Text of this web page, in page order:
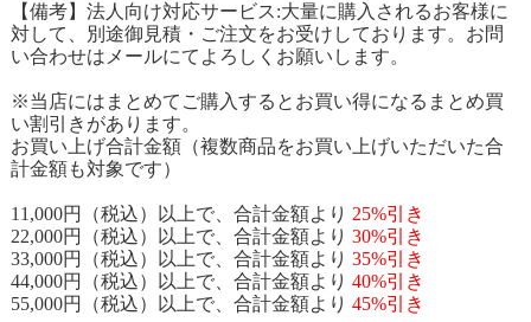
【備考】法人向け対応サービス:大量に購入されるお客様に
対して、別途御見積・ご注文をお受けしております。お問
い合わせはメールにてよろしくお願いします。
※当店にはまとめてご購入するとお買い得になるまとめ買
い割引きがあります。
お買い上げ合計金額（複数商品をお買い上げいただいた合
計金額も対象です）
11,000円（税込）以上で、合計金額より 25%引き
22,000円（税込）以上で、合計金額より 30%引き
33,000円（税込）以上で、合計金額より 35%引き
44,000円（税込）以上で、合計金額より 40%引き
55,000円（税込）以上で、合計金額より 45%引き